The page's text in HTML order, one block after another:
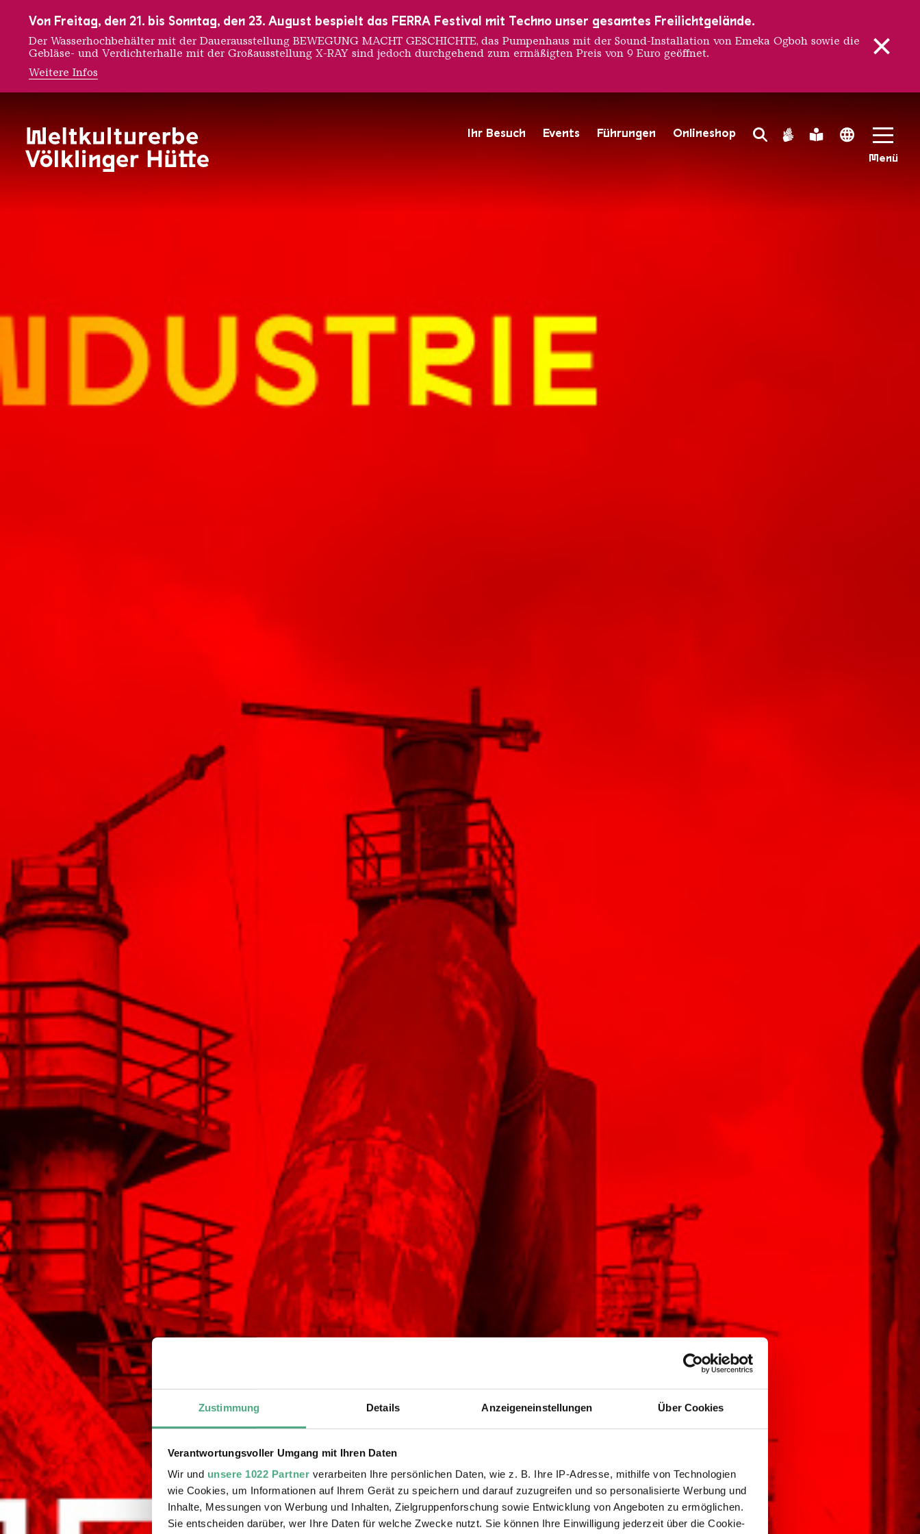
Zustimmung Details Anzeigeneinstellungen Über Cookies
Verantwortungsvoller Umgang mit Ihren Daten
Wir und unsere 1022 Partner verarbeiten Ihre persönlichen Daten, wie z. B. Ihre IP-Adresse, mithilfe von Technologien
wie Cookies, um Informationen auf Ihrem Gerät zu speichern und darauf zuzugreifen und so personalisierte Werbung und
Inhalte, Messungen von Werbung und Inhalten, Zielgruppenforschung sowie Entwicklung von Angeboten zu ermöglichen.
Sie entscheiden darüber, wer Ihre Daten für welche Zwecke nutzt. Sie können Ihre Einwilligung jederzeit über die Cookie-
Search Toggle
Menü
Gebärdensprache
Leichte Sprache
Language
Ihr Besuch Events Führungen Onlineshop
150 JAHRE -
Von Freitag, den 21. bis Sonntag, den 23. August bespielt das FERRA Festival mit Techno unser gesamtes Freilichtgelände.
Der Wasserhochbehälter mit der Dauerausstellung BEWEGUNG MACHT GESCHICHTE, das Pumpenhaus mit der Sound-Installation von Emeka Ogboh sowie die
Gebläse- und Verdichterhalle mit der Großausstellung X-RAY sind jedoch durchgehend zum ermäßigten Preis von 9 Euro geöffnet.
Weitere Infos